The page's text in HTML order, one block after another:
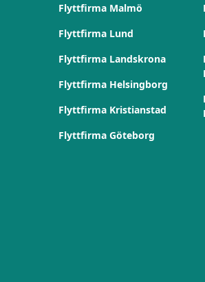
Flyttfirma Malmö
Flyttfirma Lund
Flyttfirma Landskrona
Flyttfirma Helsingborg
Flyttfirma Kristianstad
Flyttfirma Göteborg